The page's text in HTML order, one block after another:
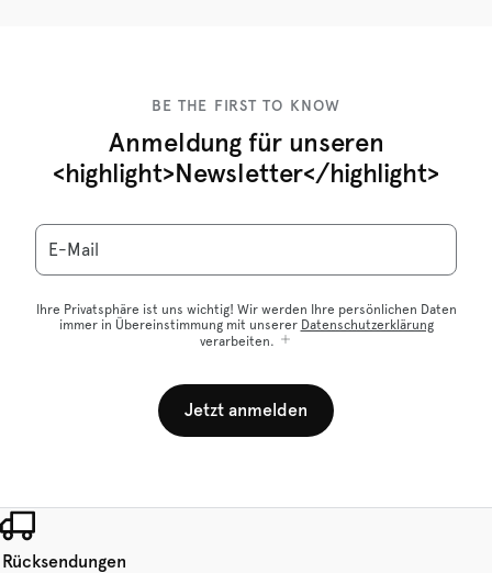
BE THE FIRST TO KNOW
Anmeldung für unseren
<highlight>Newsletter</highlight>
E-Mail
Ihre Privatsphäre ist uns wichtig! Wir werden Ihre persönlichen Daten
immer in Übereinstimmung mit unserer Datenschutzerklärung
verarbeiten.
Jetzt anmelden